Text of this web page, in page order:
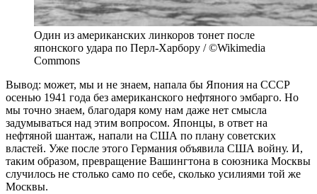
Один из американских линкоров тонет после
японского удара по Перл-Харбору / ©Wikimedia
Commons
Вывод: может, мы и не знаем, напала бы Япония на СССР
осенью 1941 года без американского нефтяного эмбарго. Но
мы точно знаем, благодаря кому нам даже нет смысла
задумываться над этим вопросом. Японцы, в ответ на
нефтяной шантаж, напали на США по плану советских
властей. Уже после этого Германия объявила США войну. И,
таким образом, превращение Вашингтона в союзника Москвы
случилось не столько само по себе, сколько усилиями той же
Москвы.